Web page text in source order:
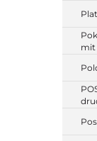
mit